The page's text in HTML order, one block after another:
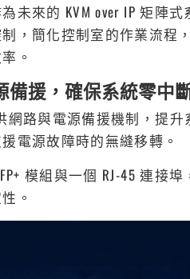
未來的 KVM over IP 矩陣
，簡化控制室的作業流程
。
備援，確保系統零中
網路與電源備援機制，提
電源故障時的無縫移轉。
模組與一個 RJ-45 連接
。